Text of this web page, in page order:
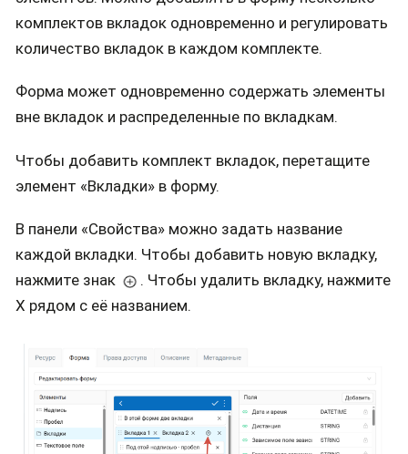
комплектов вкладок одновременно и регулировать
количество вкладок в каждом комплекте.
Форма может одновременно содержать элементы
вне вкладок и распределенные по вкладкам.
Чтобы добавить комплект вкладок, перетащите
элемент «Вкладки» в форму.
В панели «Свойства» можно задать название
каждой вкладки. Чтобы добавить новую вкладку,
нажмите знак
. Чтобы удалить вкладку, нажмите
Х рядом с её названием.